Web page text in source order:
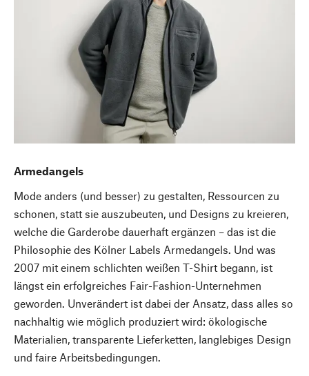
Armedangels
Mode anders (und besser) zu gestalten, Ressourcen zu
schonen, statt sie auszubeuten, und Designs zu kreieren,
welche die Garderobe dauerhaft ergänzen – das ist die
Philosophie des Kölner Labels Armedangels. Und was
2007 mit einem schlichten weißen T-Shirt begann, ist
längst ein erfolgreiches Fair-Fashion-Unternehmen
geworden. Unverändert ist dabei der Ansatz, dass alles so
nachhaltig wie möglich produziert wird: ökologische
Materialien, transparente Lieferketten, langlebiges Design
und faire Arbeitsbedingungen.